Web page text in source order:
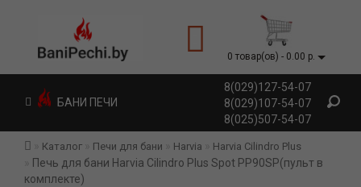
0 товар(ов) - 0.00 р.
8(029)127-54-07
8(029)107-54-07
8(025)507-54-07
БАНИ ПЕЧИ
Каталог Печи для бани Harvia Harvia Cilindro Plus
Печь для бани Harvia Cilindro Plus Spot PP90SP(пульт в
комплекте)